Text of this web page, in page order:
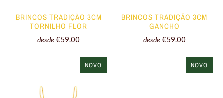
BRINCOS TRADIÇÃO 3CM
TORNILHO FLOR
desde €59.00
BRINCOS TRADIÇÃO 3CM
GANCHO
desde €59.00
NOVO NOVO